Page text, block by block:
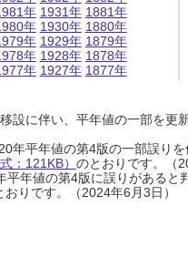
年
年
年
年
年
1931年
1930年
1929年
1928年
1927年
1881年
1880年
1879年
1878年
1877年
設に伴い、平年値の一部を更
年平年値の第4版の一部誤り
：121KB） のとおりです。（
年値の第4版に誤りがある
おりです。（2024年6月3日）